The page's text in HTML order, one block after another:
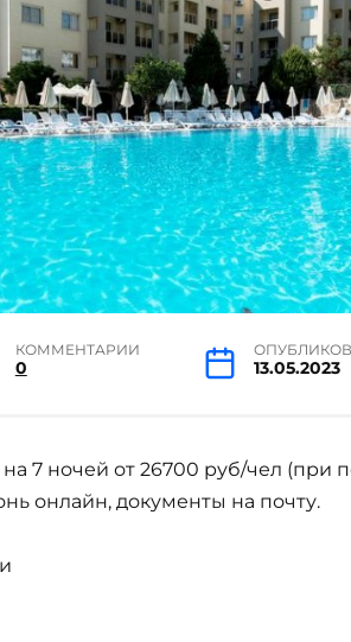
КОММЕНТАРИИ
0 13.05.2023
7 ночей от 26700 руб/чел (при
онлайн, документы на почту.